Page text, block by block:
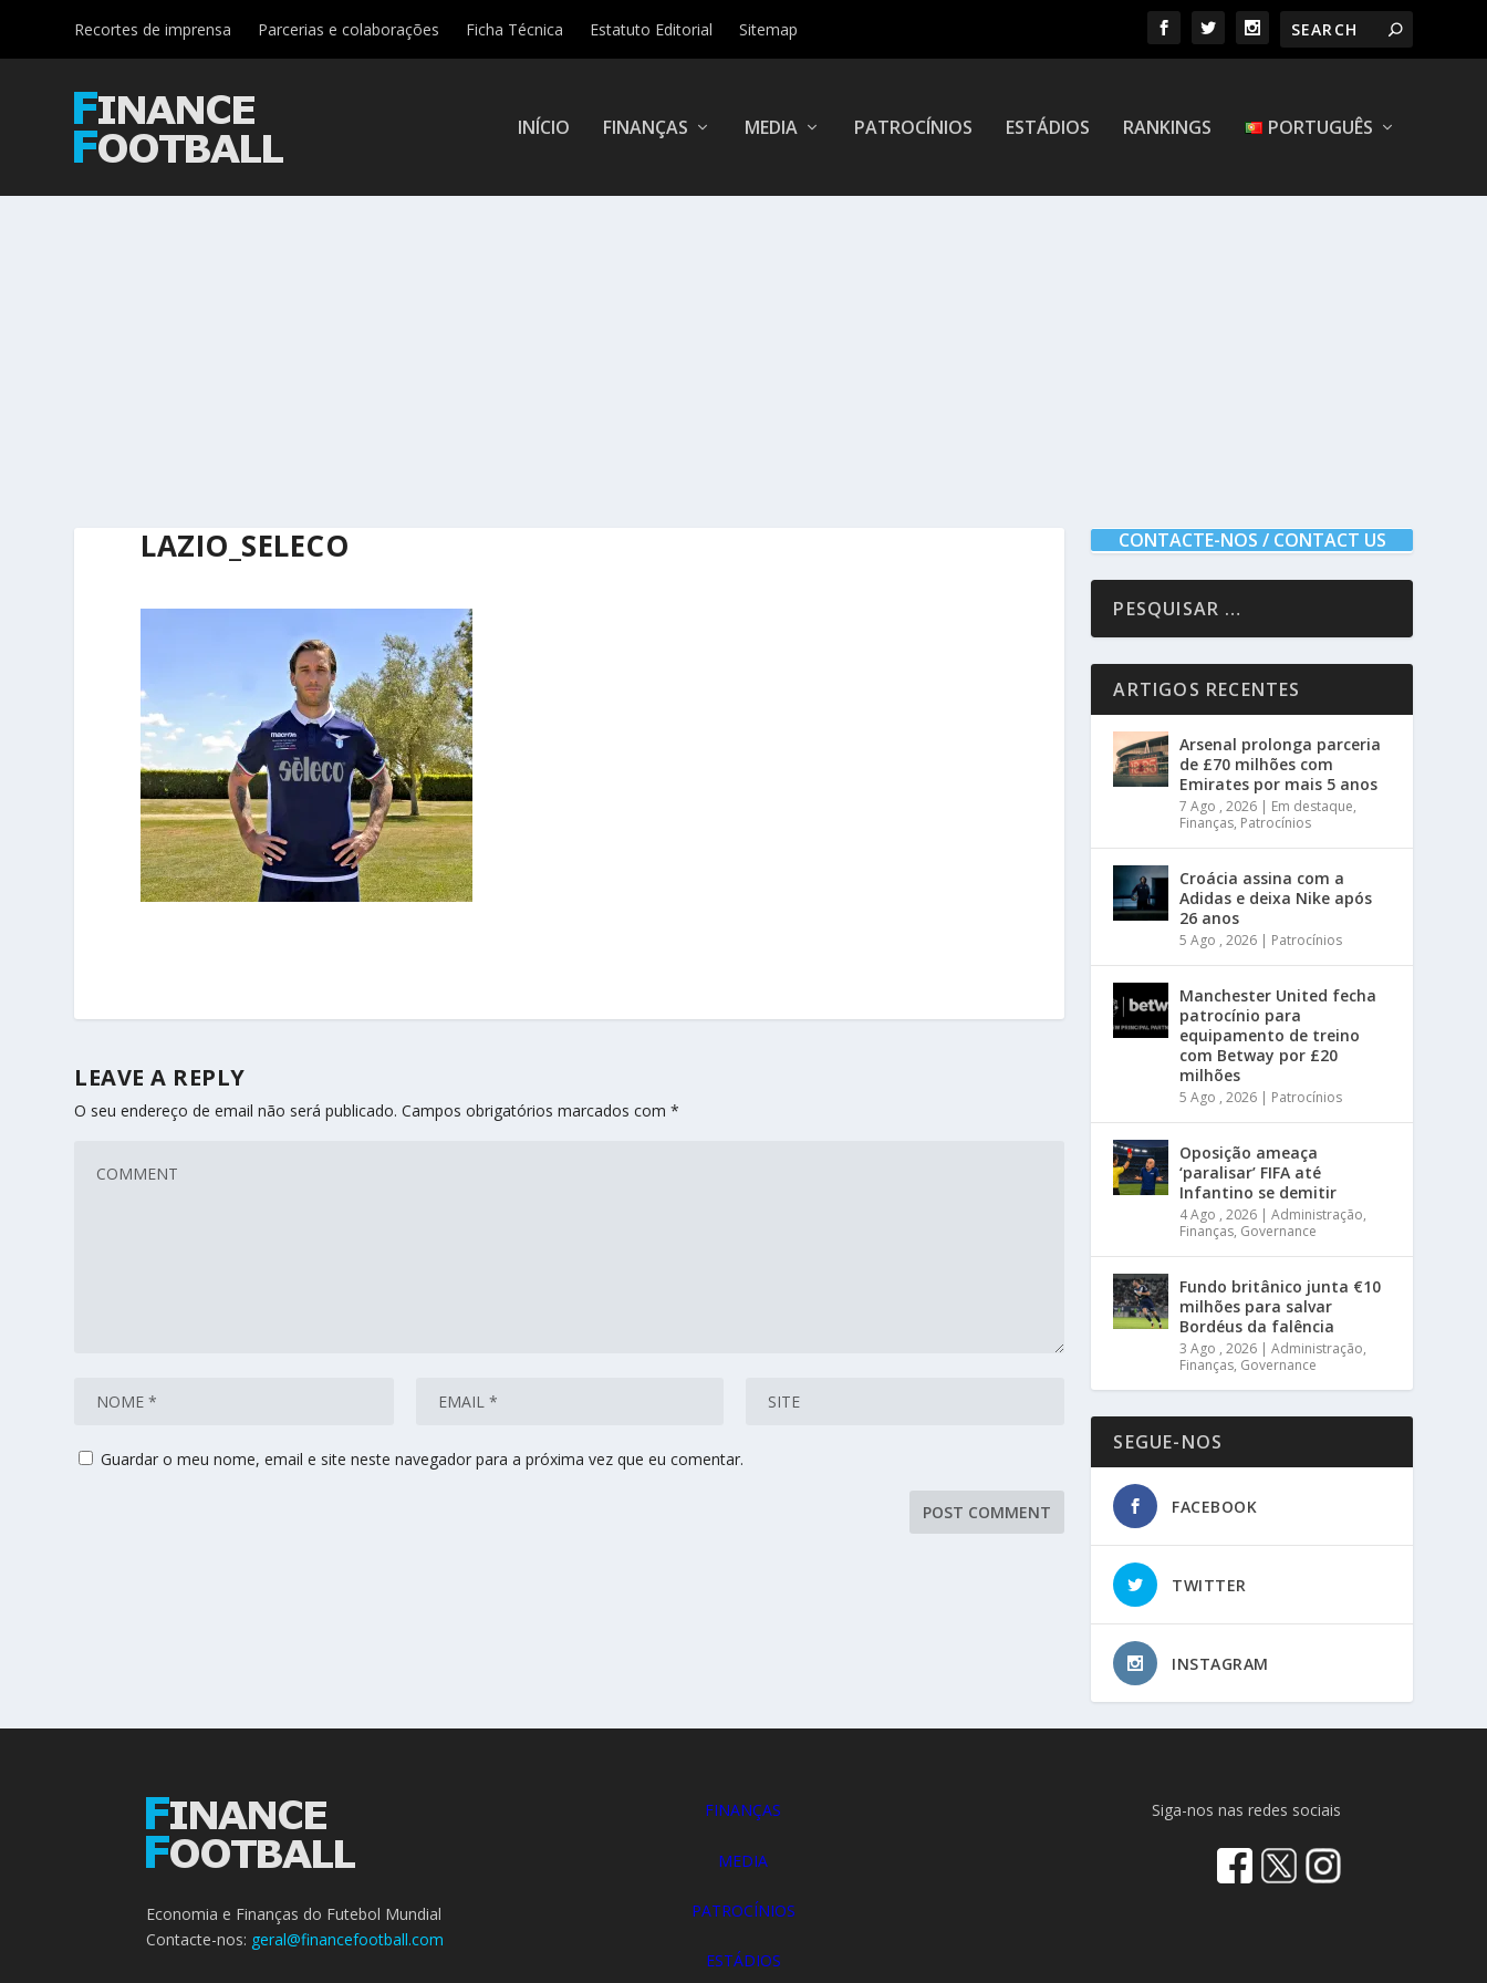
Recortes de imprensa Parcerias e colaborações Ficha Técnica Estatuto Editorial Sitemap
INÍCIO FINANÇAS MEDIA PATROCÍNIOS ESTÁDIOS RANKINGS PORTUGUÊS
LAZIO_SELECO
LEAVE A REPLY
O seu endereço de email não será publicado. Campos obrigatórios marcados com*
Guardar o meu nome, email e site neste navegador para a próxima vez que eu comentar.
CONTACTE-NOS / CONTACT US
ARTIGOS RECENTES
Arsenal prolonga parceria
de £70 milhões com
Emirates por mais 5 anos
7 Ago , 2026 | Em destaque,
Finanças, Patrocínios
Croácia assina com a
Adidas e deixa Nike após
26 anos
5 Ago , 2026 | Patrocínios
Manchester United fecha
patrocínio para
equipamento de treino
com Betway por £20
milhões
5 Ago , 2026 | Patrocínios
Oposição ameaça
‘paralisar’ FIFA até
Infantino se demitir
4 Ago , 2026 |Administração,
Finanças, Governance
Fundo britânico junta €10
milhões para salvar
Bordéus da falência
3 Ago , 2026 |Administração,
Finanças, Governance
SEGUE-NOS
FACEBOOK
TWITTER
INSTAGRAM
Economia e Finanças do Futebol Mundial
Contacte-nos: geral@financefootball.com
FINANÇAS
MEDIA
PATROCÍNIOS
ESTÁDIOS
Siga-nos nas redes sociais